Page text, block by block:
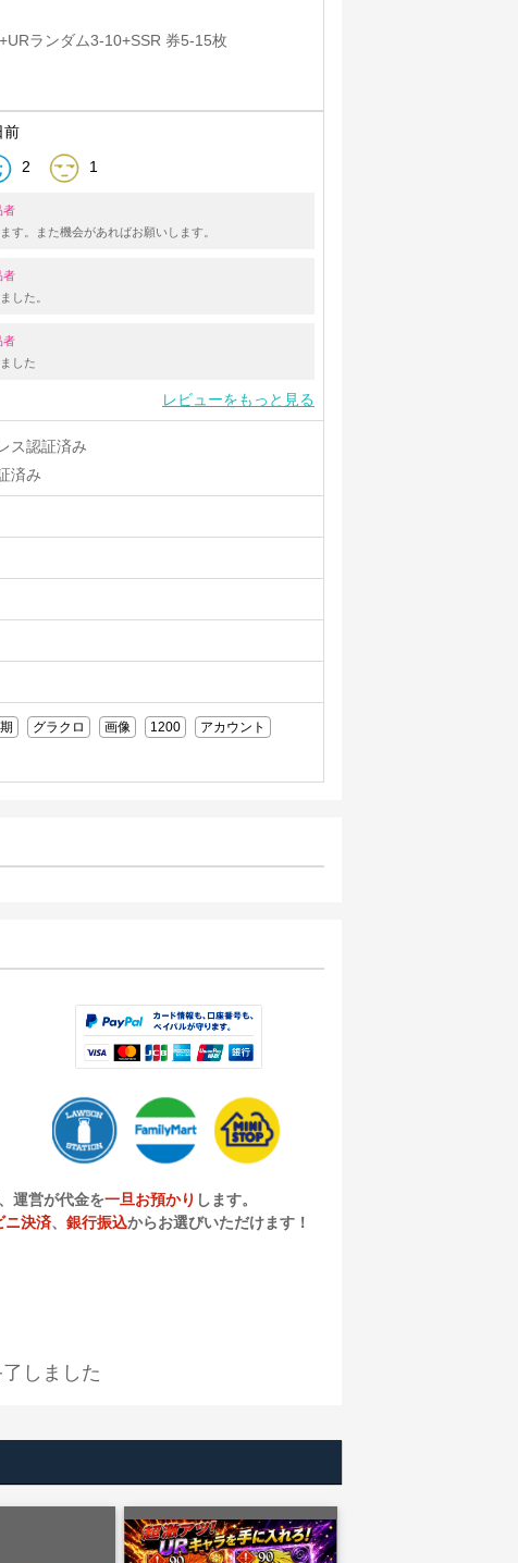
ランダム3-10+SSR 券5-15枚
前
2 1
者
す。また機会があればお願いします。
者
した。
者
した
レビューをもっと見る
ス認証済み
済み
グラクロ 画像 1200
アカウント
運営が代金を一旦お預かり します。
ニ決済、 銀行振込からお選びいただけます！
しました